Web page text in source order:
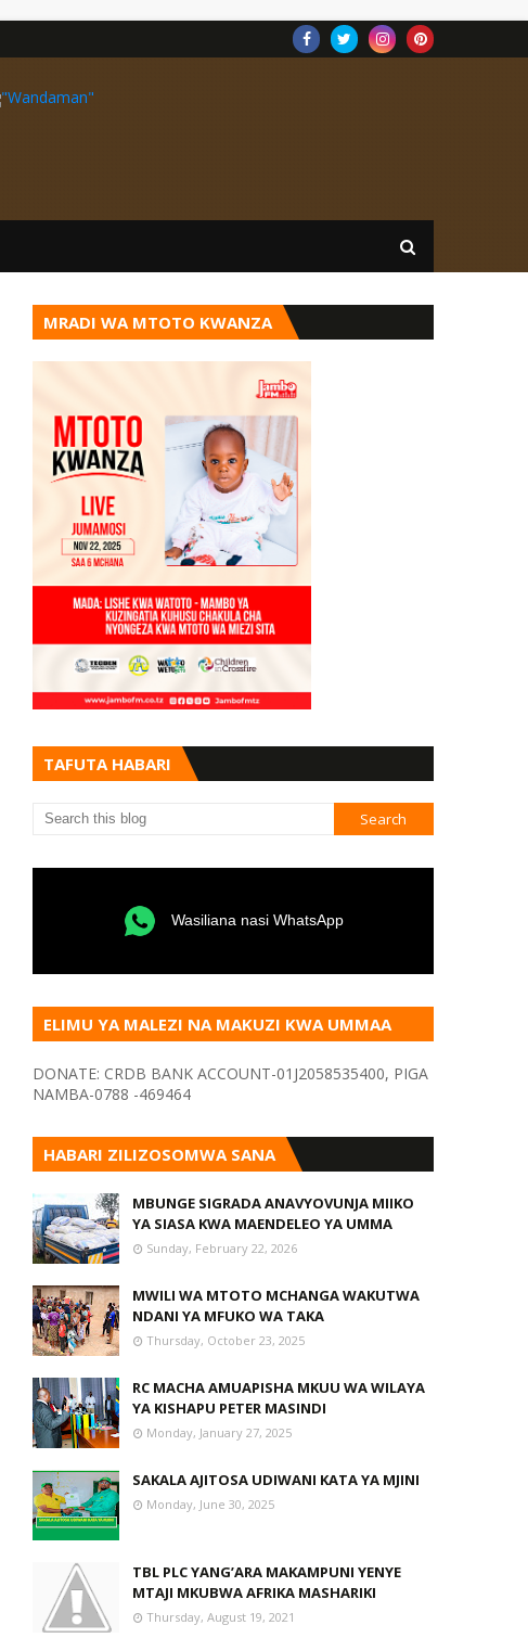
MRADI WA MTOTO KWANZA
TAFUTA HABARI
Wasiliana nasi WhatsApp
ELIMU YA MALEZI NA MAKUZI KWA UMMAA
DONATE: CRDB BANK ACCOUNT-01J2058535400, PIGA
NAMBA-0788 -469464
HABARI ZILIZOSOMWA SANA
MBUNGE SIGRADA ANAVYOVUNJA MIIKO
YA SIASA KWA MAENDELEO YA UMMA
Sunday, February 22, 2026
MWILI WA MTOTO MCHANGA WAKUTWA
NDANI YA MFUKO WA TAKA
Thursday, October 23, 2025
RC MACHA AMUAPISHA MKUU WA WILAYA
YA KISHAPU PETER MASINDI
Monday, January 27, 2025
SAKALA AJITOSA UDIWANI KATA YA MJINI
Monday, June 30, 2025
TBL PLC YANG’ARA MAKAMPUNI YENYE
MTAJI MKUBWA AFRIKA MASHARIKI
Thursday, August 19, 2021